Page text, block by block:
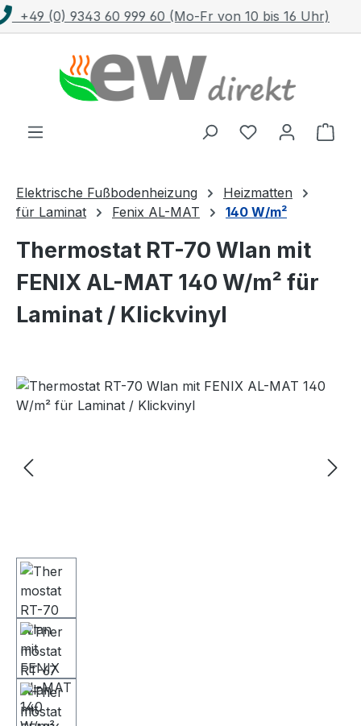
Zum Hauptinhalt springen
Kostenloser Versand mit DHL ab 100 €
Elektrische Fußbodenheizung
Heizmatten
für Laminat
Fenix AL-MAT 140 W/m²
Thermostat RT-70 Wlan mit
FENIX AL-MAT 140 W/m² für
Laminat / Klickvinyl
Bildergalerie überspringen